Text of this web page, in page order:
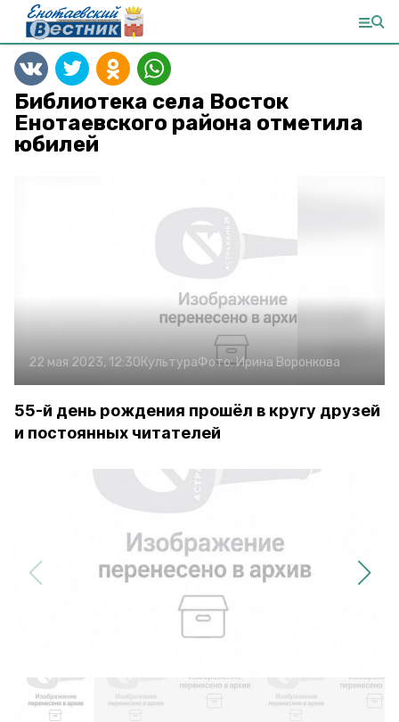
Библиотека села Восток
Енотаевского района отметила
юбилей
22 мая 2023, 12:30КультураФото:Ирина Воронкова
55-й день рождения прошёл в кругу друзей
и постоянных читателей